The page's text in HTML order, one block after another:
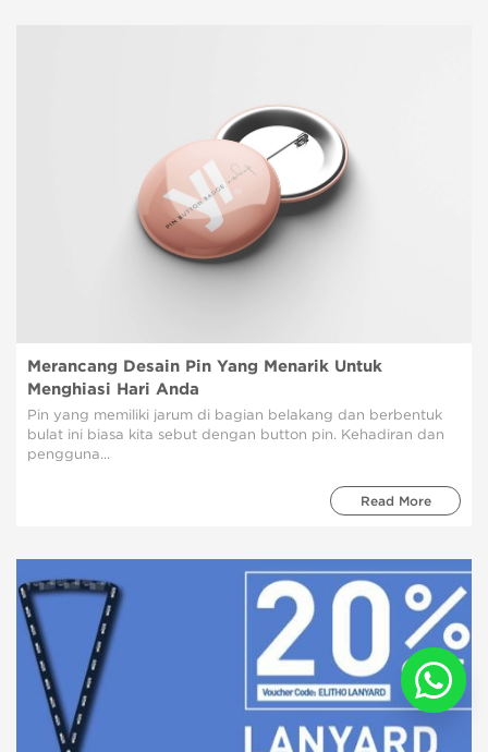
Merancang Desain Pin Yang Menarik Untuk
Menghiasi Hari Anda
Pin yang memiliki jarum di bagian belakang dan berbentuk
bulat ini biasa kita sebut dengan button pin. Kehadiran dan
pengguna...
Read More